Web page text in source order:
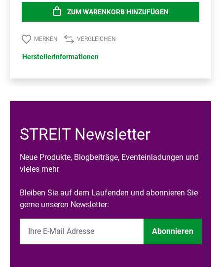
ZUM WARENKORB HINZUFÜGEN
MERKEN VERGLEICHEN
Herstellerinformationen
STREIT Newsletter
Neue Produkte, Blogbeiträge, Eventeinladungen und
vieles mehr
Bleiben Sie auf dem Laufenden und abonnieren Sie
gerne unseren Newsletter:
Abonnieren